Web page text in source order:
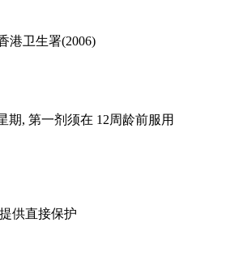
港卫生署(2006)
期, 第一剂须在 12周龄前服用
供直接保护